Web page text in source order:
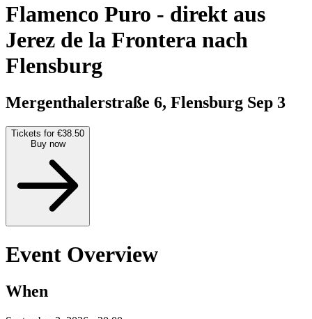
Flamenco Puro - direkt aus
Jerez de la Frontera nach
Flensburg
Mergenthalerstraße 6, Flensburg Sep 3
Tickets for €38.50
Buy now
Event Overview
When